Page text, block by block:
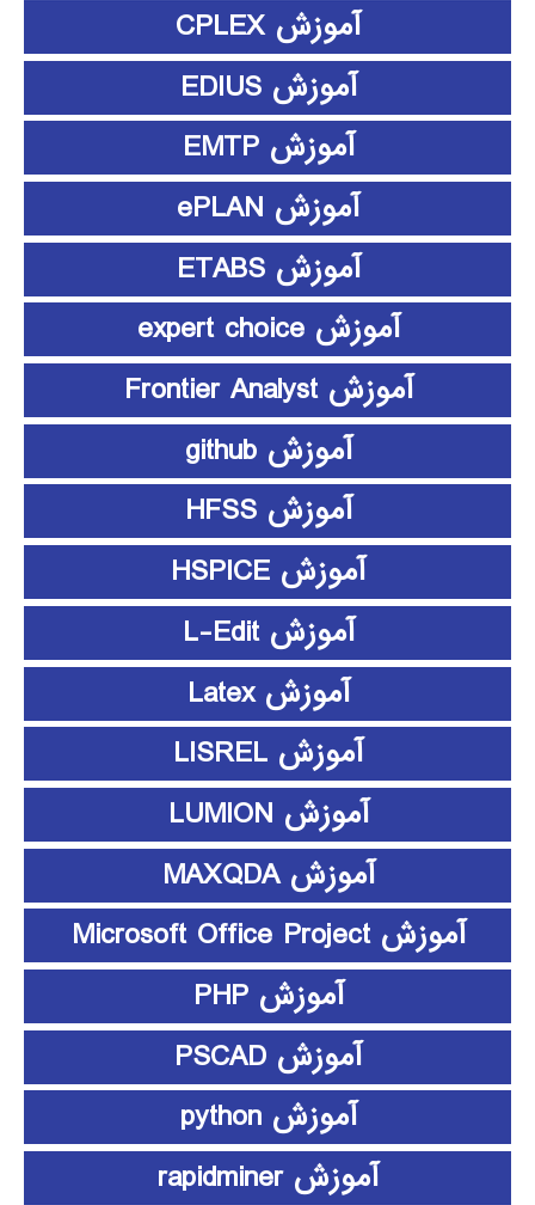
آموزش CPLEX
آموزش EDIUS
آموزش EMTP
آموزش ePLAN
آموزش ETABS
آموزش expert choice
آموزش Frontier Analyst
آموزش github
آموزش HFSS
آموزش HSPICE
آموزش L-Edit
آموزش Latex
آموزش LISREL
آموزش LUMION
آموزش MAXQDA
آموزش Microsoft Office Project
آموزش PHP
آموزش PSCAD
آموزش python
آموزش rapidminer